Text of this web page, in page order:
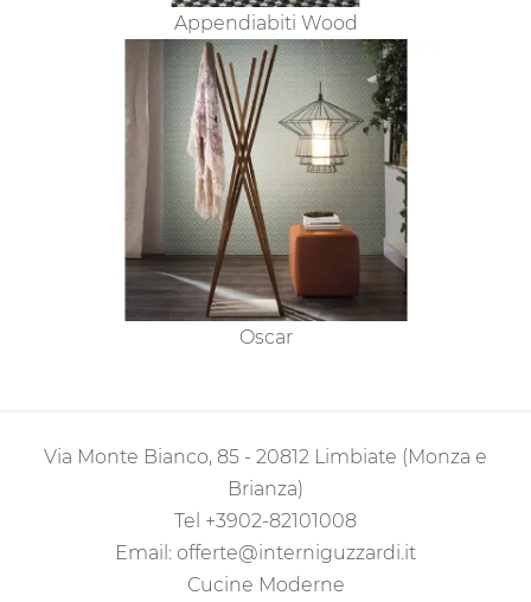
Appendiabiti Wood
Oscar
Via Monte Bianco, 85 - 20812 Limbiate (Monza e
Brianza)
Tel +3902-82101008
Email: offerte@interniguzzardi.it
Cucine Moderne